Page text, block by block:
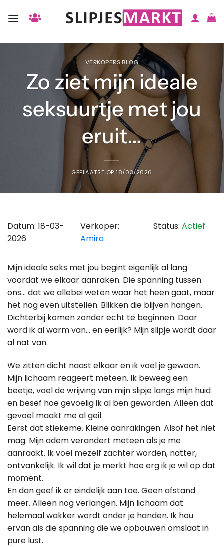
naar
VERKOPERS BLOG
Zo ziet mijn ideale
seksuurtje met jou
eruit…
GEPLAATST OP18/03/2026
Datum: 18-03-
2026
Verkoper:
Amira
Status: Actief
Mijn ideale seks met jou begint eigenlijk al lang
voordat we elkaar aanraken. Die spanning tussen
ons… dat we allebei weten waar het heen gaat, maar
het nog even uitstellen. Blikken die blijven hangen.
Dichterbij komen zonder echt te beginnen. Daar
word ik al warm van… en eerlijk? Mijn slipje wordt daar
al nat van.
We zitten dicht naast elkaar en ik voel je gewoon.
Mijn lichaam reageert meteen. Ik beweeg een
beetje, voel de wrijving van mijn slipje langs mijn huid
en besef hoe gevoelig ik al ben geworden. Alleen dat
gevoel maakt me al geil.
Eerst dat stiekeme. Kleine aanrakingen. Alsof het niet
mag. Mijn adem verandert meteen als je me
aanraakt. Ik voel mezelf zachter worden, natter,
ontvankelijk. Ik wil dat je merkt hoe erg ik je wil op dat
moment.
En dan geef ik er eindelijk aan toe. Geen afstand
meer. Alleen nog verlangen. Mijn lichaam dat
helemaal wakker wordt onder je handen. Ik hou
ervan als die spanning die we opbouwen omslaat in
pure lust.